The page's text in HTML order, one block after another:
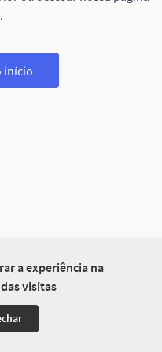
a experiência na
visitas
início